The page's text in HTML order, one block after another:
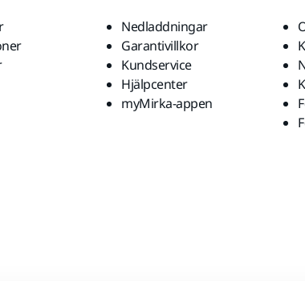
Nedladdningar
Garantivillkor
Kundservice
Hjälpcenter
myMirka-appen